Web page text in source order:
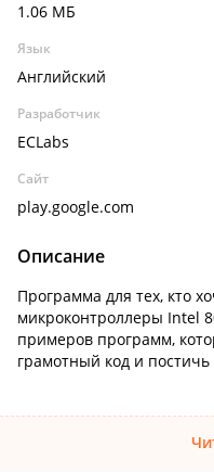
1.06 МБ
Язык
Английский
Разработчик
ECLabs
Сайт
play.google.com
Описание
Программа для тех, кто
микроконтроллеры Intel
примеров программ,
грамотный код и